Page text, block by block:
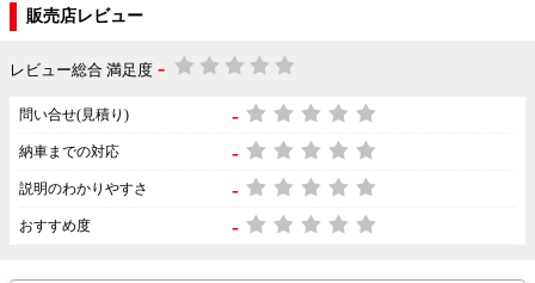
販売店レビュー
レビュー総合 満足度 -
問い合せ(見積り) -
納車までの対応 -
説明のわかりやすさ -
おすすめ度 -